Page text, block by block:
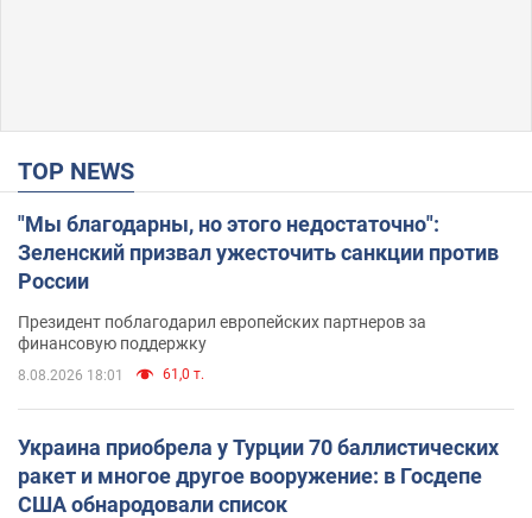
TOP NEWS
"Мы благодарны, но этого недостаточно":
Зеленский призвал ужесточить санкции против
России
Президент поблагодарил европейских партнеров за
финансовую поддержку
8.08.2026 18:01 61,0 т.
Украина приобрела у Турции 70 баллистических
ракет и многое другое вооружение: в Госдепе
США обнародовали список